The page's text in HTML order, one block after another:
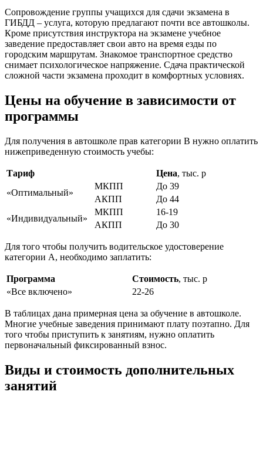
Сопровождение группы учащихся для сдачи экзамена в
ГИБДД – услуга, которую предлагают почти все автошколы.
Кроме присутствия инструктора на экзамене учебное
заведение предоставляет свои авто на время езды по
городским маршрутам. Знакомое транспортное средство
снимает психологическое напряжение. Сдача практической
сложной части экзамена проходит в комфортных условиях.
Цены на обучение в зависимости от
программы
Для получения в автошколе прав категории В нужно оплатить
нижеприведенную стоимость учебы:
Тариф Цена, тыс. р
«Оптимальный»
МКПП
До 39
АКПП
До 44
«Индивидуальный»
МКПП
16-19
АКПП
До 30
Для того чтобы получить водительское удостоверение
категории А, необходимо заплатить:
Программа Стоимость, тыс. р
«Все включено»
22-26
В таблицах дана примерная цена за обучение в автошколе.
Многие учебные заведения принимают плату поэтапно. Для
того чтобы приступить к занятиям, нужно оплатить
первоначальный фиксированный взнос.
Виды и стоимость дополнительных
занятий